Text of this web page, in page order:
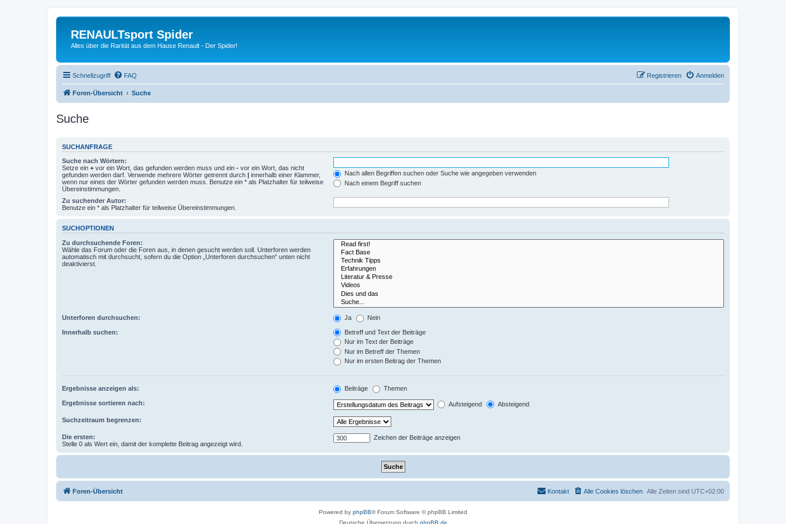
RENAULTsport Spider
Alles über die Rarität aus dem Hause Renault - Der Spider!
Schnellzugriff FAQ Anmelden
Registrieren
Foren-Übersicht Suche
Suche
SUCHANFRAGE
Suche nach Wörtern:
Setze ein + vor ein Wort, das gefunden werden muss und ein - vor ein Wort, das nicht
gefunden werden darf. Verwende mehrere Wörter getrennt durch | innerhalb einer Klammer,
wenn nur eines der Wörter gefunden werden muss. Benutze ein * als Platzhalter für teilweise
Übereinstimmungen.
Nach allen Begriffen suchen oder Suche wie angegeben verwenden
Nach einem Begriff suchen
Zu suchender Autor:
Benutze ein * als Platzhalter für teilweise Übereinstimmungen.
SUCHOPTIONEN
Zu durchsuchende Foren:
Wähle das Forum oder die Foren aus, in denen gesucht werden soll. Unterforen werden
automatisch mit durchsucht, sofern du die Option „Unterforen durchsuchen“ unten nicht
deaktivierst.
Unterforen durchsuchen: Ja Nein
Innerhalb suchen:
Betreff und Text der Beiträge
Nur im Text der Beiträge
Nur im Betreff der Themen
Nur im ersten Beitrag der Themen
Ergebnisse anzeigen als: Beiträge Themen
Ergebnisse sortieren nach: Aufsteigend Absteigend
Suchzeitraum begrenzen:
Die ersten:
Stelle 0 als Wert ein, damit der komplette Beitrag angezeigt wird.
Zeichen der Beiträge anzeigen
Foren-Übersicht Alle Zeiten sind UTC+02:00
Alle Cookies löschen
Kontakt
Powered by phpBB® Forum Software © phpBB Limited
Deutsche Übersetzung durch phpBB.de